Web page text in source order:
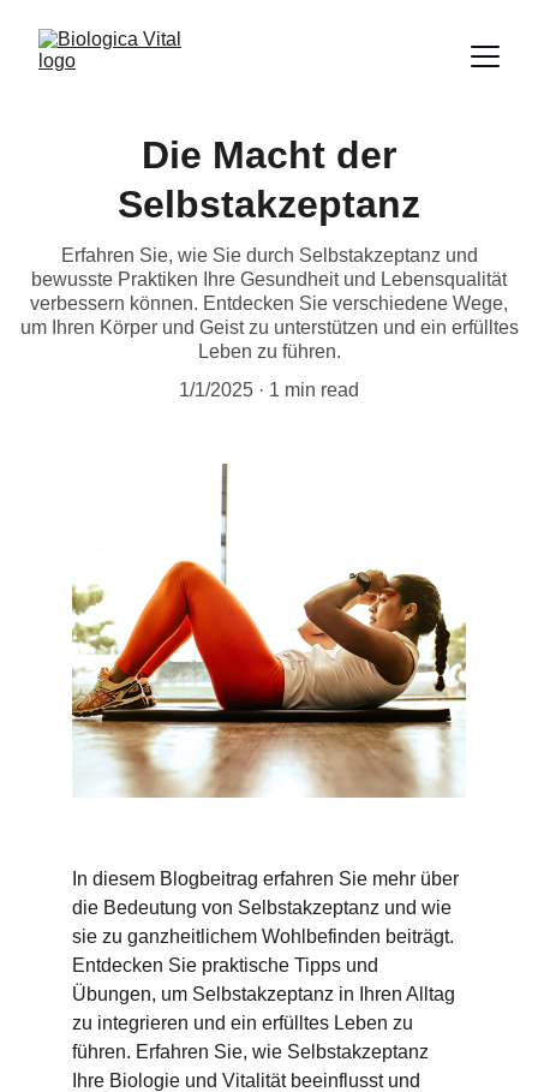
Die Macht der
Selbstakzeptanz
Erfahren Sie, wie Sie durch Selbstakzeptanz und
bewusste Praktiken Ihre Gesundheit und Lebensqualität
verbessern können. Entdecken Sie verschiedene Wege,
um Ihren Körper und Geist zu unterstützen und ein erfülltes
Leben zu führen.
1/1/2025
1 min read
In diesem Blogbeitrag erfahren Sie mehr über
die Bedeutung von Selbstakzeptanz und wie
sie zu ganzheitlichem Wohlbefinden beiträgt.
Entdecken Sie praktische Tipps und
Übungen, um Selbstakzeptanz in Ihren Alltag
zu integrieren und ein erfülltes Leben zu
führen. Erfahren Sie, wie Selbstakzeptanz
Ihre Biologie und Vitalität beeinflusst und